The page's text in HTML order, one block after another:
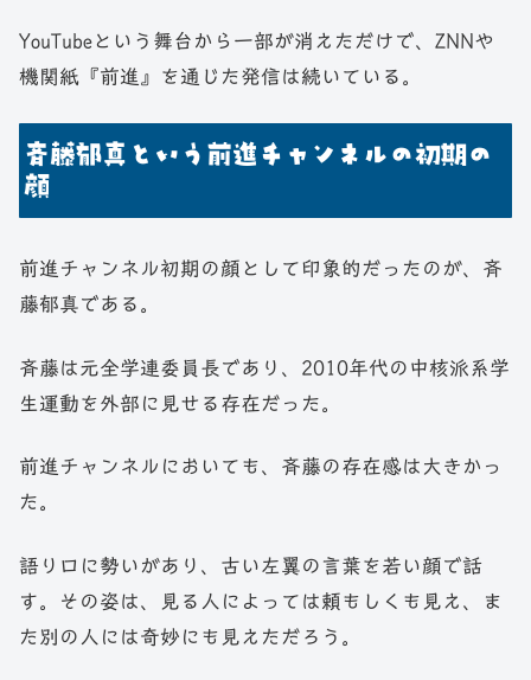
YouTubeという舞台から一部が消えただけで、ZNNや
機関紙『前進』を通じた発信は続いている。
斉藤郁真という前進チャンネルの初期の
顔
前進チャンネル初期の顔として印象的だったのが、斉
藤郁真である。
斉藤は元全学連委員長であり、2010年代の中核派系学
生運動を外部に見せる存在だった。
前進チャンネルにおいても、斉藤の存在感は大きかっ
た。
語り口に勢いがあり、古い左翼の言葉を若い顔で話
す。その姿は、見る人によっては頼もしくも見え、ま
た別の人には奇妙にも見えただろう。